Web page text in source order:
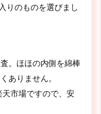
りのものを選びまし
。ほほの内側を綿棒
ありません。
市場ですので、安